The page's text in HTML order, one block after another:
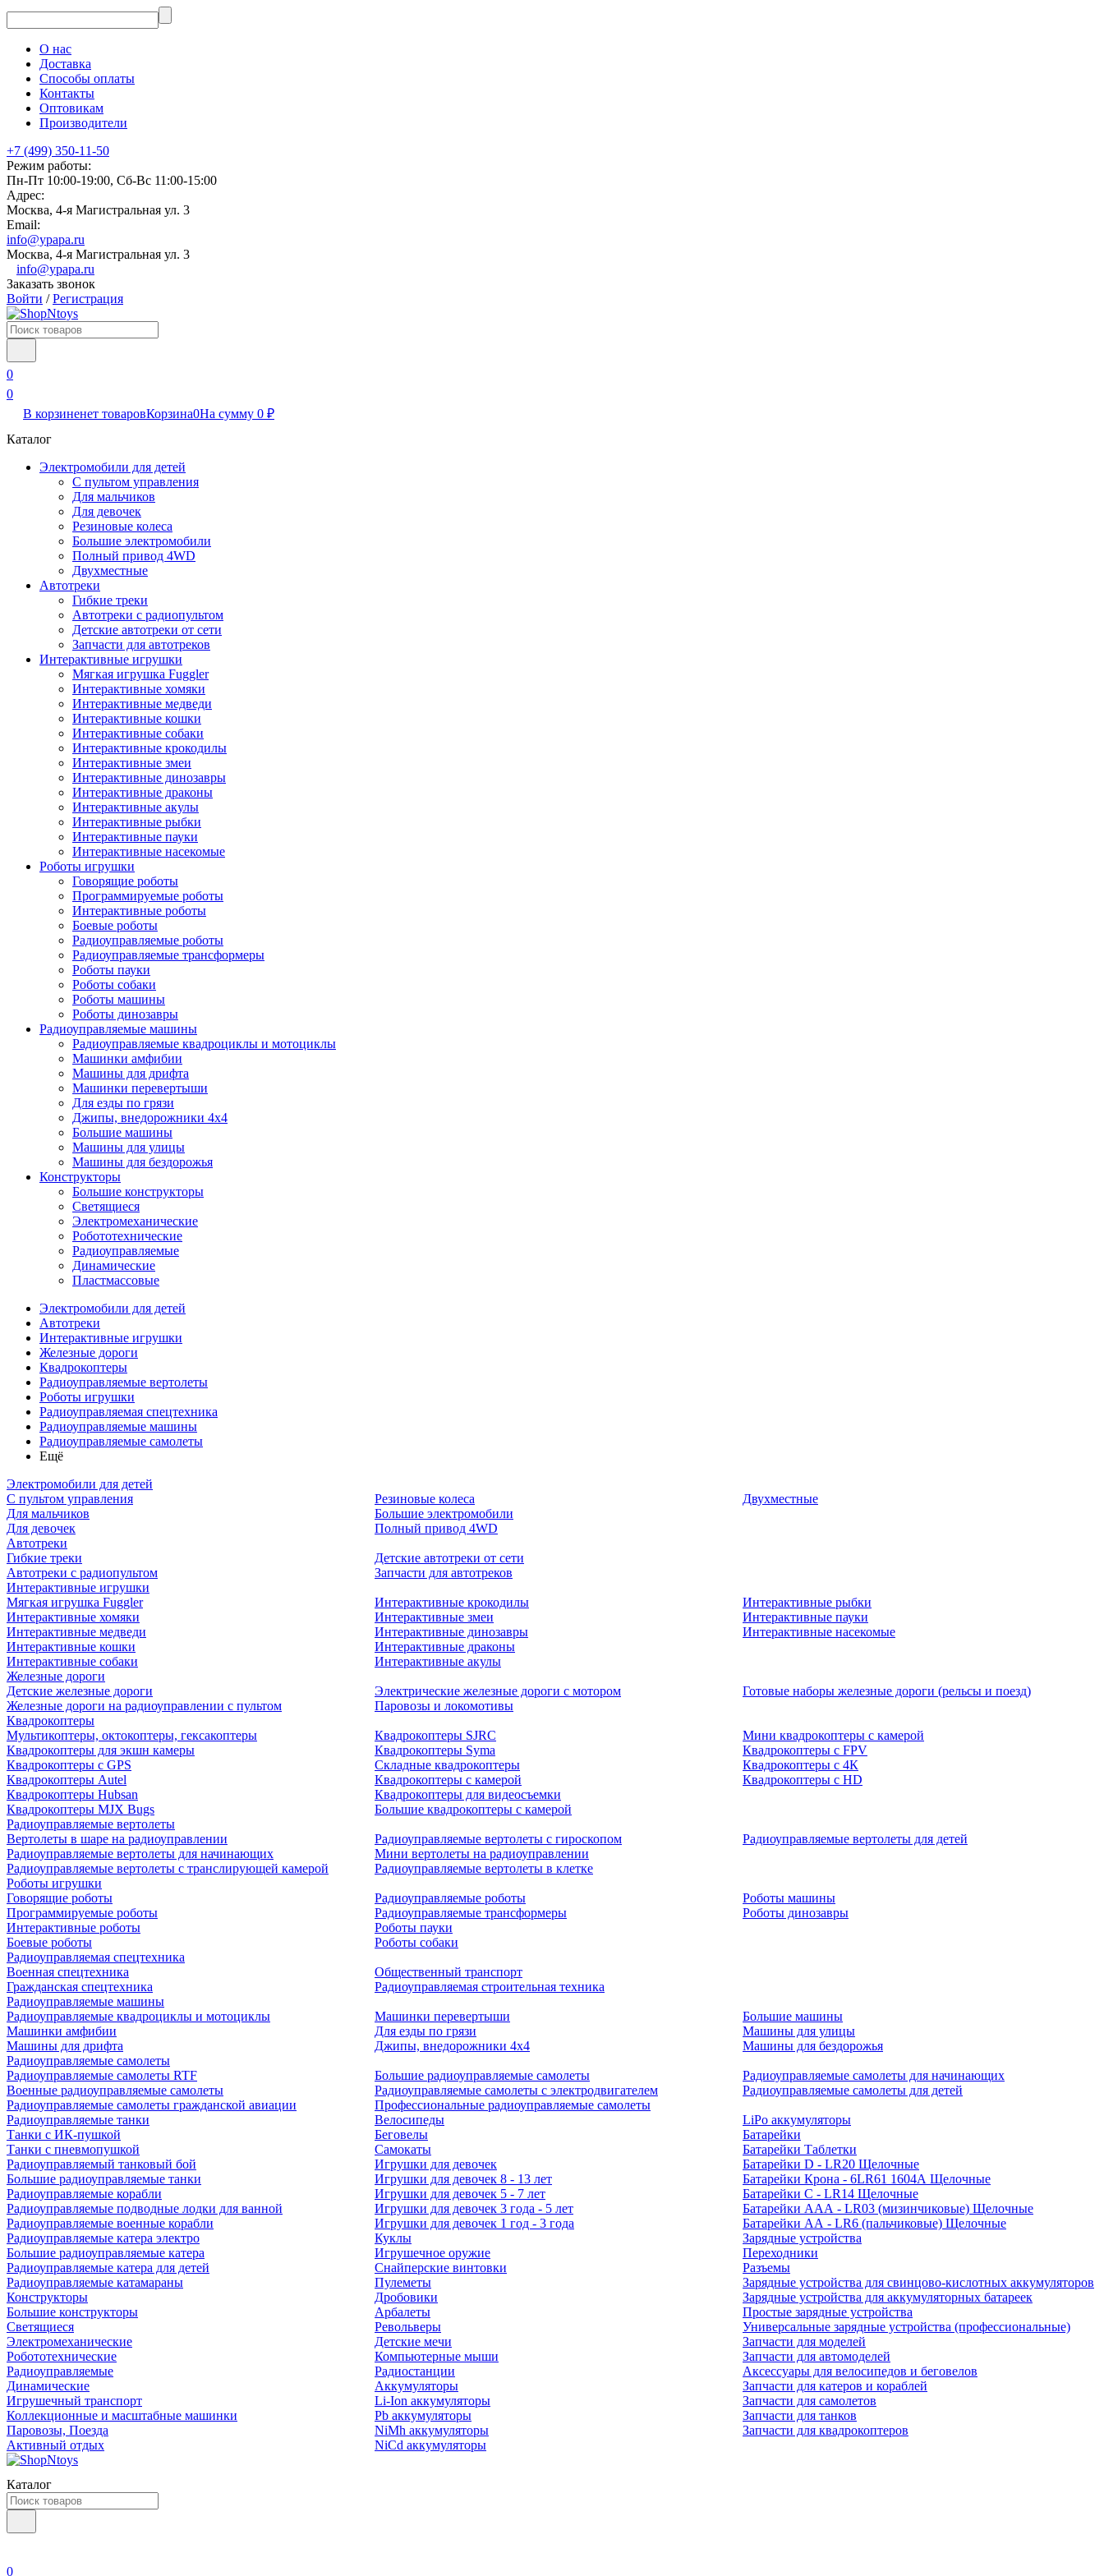
О нас
Доставка
Способы оплаты
Контакты
Оптовикам
Производители
+7 (499) 350-11-50
Режим работы:
Пн-Пт 10:00-19:00, Сб-Вс 11:00-15:00
Адрес:
Москва, 4-я Магистральная ул. 3
Email:
info@ypapa.ru
Москва, 4-я Магистральная ул. 3
info@ypapa.ru
Заказать звонок
Войти /Регистрация
0
0
В корзиненет товаровКорзина0На сумму 0 ₽
Каталог
Электромобили для детей
С пультом управления
Для мальчиков
Для девочек
Резиновые колеса
Большие электромобили
Полный привод 4WD
Двухместные
Автотреки
Гибкие треки
Автотреки с радиопультом
Детские автотреки от сети
Запчасти для автотреков
Интерактивные игрушки
Мягкая игрушка Fuggler
Интерактивные хомяки
Интерактивные медведи
Интерактивные кошки
Интерактивные собаки
Интерактивные крокодилы
Интерактивные змеи
Интерактивные динозавры
Интерактивные драконы
Интерактивные акулы
Интерактивные рыбки
Интерактивные пауки
Интерактивные насекомые
Роботы игрушки
Говорящие роботы
Программируемые роботы
Интерактивные роботы
Боевые роботы
Радиоуправляемые роботы
Радиоуправляемые трансформеры
Роботы пауки
Роботы собаки
Роботы машины
Роботы динозавры
Радиоуправляемые машины
Радиоуправляемые квадроциклы и мотоциклы
Машинки амфибии
Машины для дрифта
Машинки перевертыши
Для езды по грязи
Джипы, внедорожники 4x4
Большие машины
Машины для улицы
Машины для бездорожья
Конструкторы
Большие конструкторы
Светящиеся
Электромеханические
Робототехнические
Радиоуправляемые
Динамические
Пластмассовые
Электромобили для детей
Автотреки
Интерактивные игрушки
Железные дороги
Квадрокоптеры
Радиоуправляемые вертолеты
Роботы игрушки
Радиоуправляемая спецтехника
Радиоуправляемые машины
Радиоуправляемые самолеты
Ещё
Электромобили для детей
С пультом управления
Для мальчиков
Для девочек
Резиновые колеса
Большие электромобили
Полный привод 4WD
Двухместные
Автотреки
Гибкие треки
Автотреки с радиопультом
Детские автотреки от сети
Запчасти для автотреков
Интерактивные игрушки
Мягкая игрушка Fuggler
Интерактивные хомяки
Интерактивные медведи
Интерактивные кошки
Интерактивные собаки
Интерактивные крокодилы
Интерактивные змеи
Интерактивные динозавры
Интерактивные драконы
Интерактивные акулы
Интерактивные рыбки
Интерактивные пауки
Интерактивные насекомые
Железные дороги
Детские железные дороги
Железные дороги на радиоуправлении с пультом
Электрические железные дороги с мотором
Паровозы и локомотивы
Готовые наборы железные дороги (рельсы и поезд)
Квадрокоптеры
Мультикоптеры, октокоптеры, гексакоптеры
Квадрокоптеры для экшн камеры
Квадрокоптеры с GPS
Квадрокоптеры Autel
Квадрокоптеры Hubsan
Квадрокоптеры MJX Bugs
Квадрокоптеры SJRC
Квадрокоптеры Syma
Складные квадрокоптеры
Квадрокоптеры с камерой
Квадрокоптеры для видеосъемки
Большие квадрокоптеры с камерой
Мини квадрокоптеры с камерой
Квадрокоптеры с FPV
Квадрокоптеры с 4К
Квадрокоптеры с HD
Радиоуправляемые вертолеты
Вертолеты в шаре на радиоуправлении
Радиоуправляемые вертолеты для начинающих
Радиоуправляемые вертолеты с транслирующей камерой
Радиоуправляемые вертолеты с гироскопом
Мини вертолеты на радиоуправлении
Радиоуправляемые вертолеты в клетке
Радиоуправляемые вертолеты для детей
Роботы игрушки
Говорящие роботы
Программируемые роботы
Интерактивные роботы
Боевые роботы
Радиоуправляемые роботы
Радиоуправляемые трансформеры
Роботы пауки
Роботы собаки
Роботы машины
Роботы динозавры
Радиоуправляемая спецтехника
Военная спецтехника
Гражданская спецтехника
Общественный транспорт
Радиоуправляемая строительная техника
Радиоуправляемые машины
Радиоуправляемые квадроциклы и мотоциклы
Машинки амфибии
Машины для дрифта
Машинки перевертыши
Для езды по грязи
Джипы, внедорожники 4x4
Большие машины
Машины для улицы
Машины для бездорожья
Радиоуправляемые самолеты
Радиоуправляемые самолеты RTF
Военные радиоуправляемые самолеты
Радиоуправляемые самолеты гражданской авиации
Большие радиоуправляемые самолеты
Радиоуправляемые самолеты с электродвигателем
Профессиональные радиоуправляемые самолеты
Радиоуправляемые самолеты для начинающих
Радиоуправляемые самолеты для детей
Радиоуправляемые танки
Танки с ИК-пушкой
Танки с пневмопушкой
Радиоуправляемый танковый бой
Большие радиоуправляемые танки
Радиоуправляемые корабли
Радиоуправляемые подводные лодки для ванной
Радиоуправляемые военные корабли
Радиоуправляемые катера электро
Большие радиоуправляемые катера
Радиоуправляемые катера для детей
Радиоуправляемые катамараны
Конструкторы
Большие конструкторы
Светящиеся
Электромеханические
Робототехнические
Радиоуправляемые
Динамические
Игрушечный транспорт
Коллекционные и масштабные машинки
Паровозы, Поезда
Активный отдых
Велосипеды
Беговелы
Самокаты
Игрушки для девочек
Игрушки для девочек 8 - 13 лет
Игрушки для девочек 5 - 7 лет
Игрушки для девочек 3 года - 5 лет
Игрушки для девочек 1 год - 3 года
Куклы
Игрушечное оружие
Снайперские винтовки
Пулеметы
Дробовики
Арбалеты
Револьверы
Детские мечи
Компьютерные мыши
Радиостанции
Аккумуляторы
Li-Ion аккумуляторы
Pb аккумуляторы
NiMh аккумуляторы
NiCd аккумуляторы
LiPo аккумуляторы
Батарейки
Батарейки Таблетки
Батарейки D - LR20 Щелочные
Батарейки Крона - 6LR61 1604A Щелочные
Батарейки C - LR14 Щелочные
Батарейки AAA - LR03 (мизинчиковые) Щелочные
Батарейки AA - LR6 (пальчиковые) Щелочные
Зарядные устройства
Переходники
Разъемы
Зарядные устройства для свинцово-кислотных аккумуляторов
Зарядные устройства для аккумуляторных батареек
Простые зарядные устройства
Универсальные зарядные устройства (профессиональные)
Запчасти для моделей
Запчасти для автомоделей
Аксессуары для велосипедов и беговелов
Запчасти для катеров и кораблей
Запчасти для самолетов
Запчасти для танков
Запчасти для квадрокоптеров
Каталог
0